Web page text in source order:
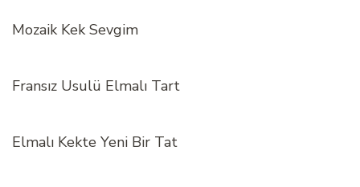
Mozaik Kek Sevgim
Fransız Usulü Elmalı Tart
Elmalı Kekte Yeni Bir Tat